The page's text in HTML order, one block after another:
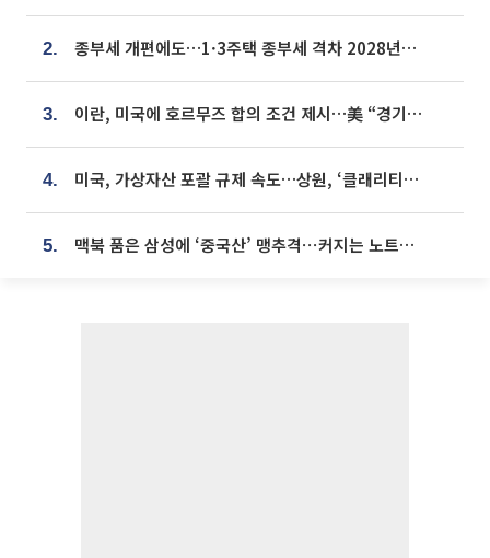
2. 종부세 개편에도…1·3주택 종부세 격차 2028년부터 확대
3. 이란, 미국에 호르무즈 합의 조건 제시…美 “경기 아직 안 끝나” [종합]
4. 미국, 가상자산 포괄 규제 속도…상원, ‘클래리티법’ 9월 절차투표 추진
5. 맥북 품은 삼성에 ‘중국산’ 맹추격⋯커지는 노트북 OLED 시장